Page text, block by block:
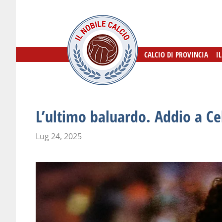
CALCIO DI PROVINCIA
CALCIO DI PROVINCIA
L’ultimo baluardo. Addio a
Lug 24, 2025